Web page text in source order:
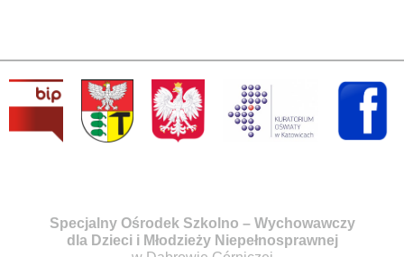
Specjalny Ośrodek Szkolno – Wychowawczy
dla Dzieci i Młodzieży Niepełnosprawnej